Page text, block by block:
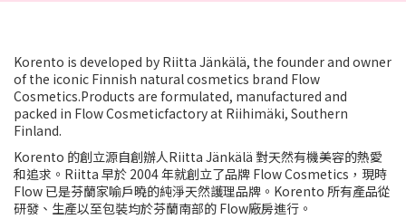
Korento is developed by Riitta Jänkälä, the founder and owner
of the iconic Finnish natural cosmetics brand Flow
Cosmetics.Products are formulated, manufactured and
packed in Flow Cosmeticfactory at Riihimäki, Southern
Finland.
Korento 的創立源自創辦人Riitta Jänkälä 對天然有機美容的熱愛
和追求。Riitta 早於 2004 年就創立了品牌 Flow Cosmetics，現時
Flow 已是芬蘭家喻戶曉的純淨天然護理品牌。Korento 所有產品從
研發、生產以至包裝均於芬蘭南部的 Flow廠房進行。